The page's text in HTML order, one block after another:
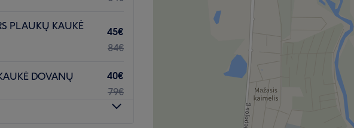
PLAUKŲ KAUKĖ
45€
84€
DOVANŲ
40€
79€